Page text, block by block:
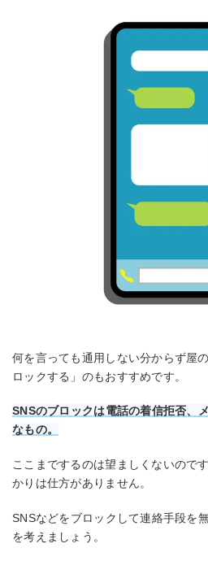
何を言っても通用しない分からず屋
ロックする」のもおすすめです。
SNSのブロックは電話の着信拒否、
なもの。
ここまでするのは望ましくないので
かりは仕方がありません。
SNSなどをブロックして連絡手段を
を考えましょう。